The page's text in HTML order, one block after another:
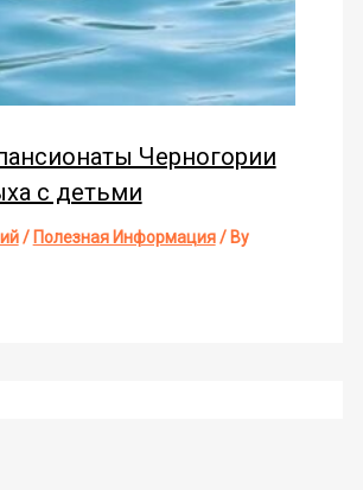
Черногории
с детьми
/ Полезная Информация/ By